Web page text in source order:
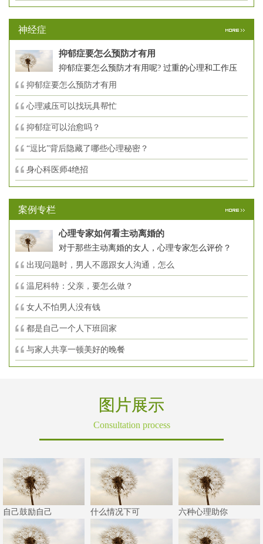
神经症
抑郁症要怎么预防才有用
抑郁症要怎么预防才有用呢? 过重的心理和工作压
抑郁症要怎么预防才有用
心理减压可以找玩具帮忙
抑郁症可以治愈吗？
“逗比”背后隐藏了哪些心理秘密？
身心科医师4绝招
案例专栏
心理专家如何看主动离婚的
对于那些主动离婚的女人，心理专家怎么评价？
出现问题时，男人不愿跟女人沟通，怎么
温尼科特：父亲，要怎么做？
女人不怕男人没有钱
都是自己一个人下班回家
与家人共享一顿美好的晚餐
图片展示
Consultation process
自己鼓励自己 什么情况下可 六种心理助你